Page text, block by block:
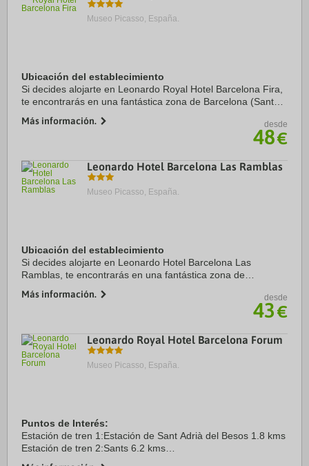
Museo Picasso, España.
Ubicación del establecimiento
Si decides alojarte en Leonardo Royal Hotel Barcelona Fira,
te encontrarás en una fantástica zona de Barcelona (Sants-
Puerto de Barcelona y Fira ...
Más información. desde
48€
Leonardo Hotel Barcelona Las Ramblas
Museo Picasso, España.
Ubicación del establecimiento
Si decides alojarte en Leonardo Hotel Barcelona Las
Ramblas, te encontrarás en una fantástica zona de
de La Rambla y Mercado de la Boquería. ...
Más información. desde
43€
Leonardo Royal Hotel Barcelona Forum
Museo Picasso, España.
Puntos de Interés:
Estación de tren 1:Estación de Sant Adrià del Besos 1.8 kms
Estación de tren 2:Sants 6.2 kms